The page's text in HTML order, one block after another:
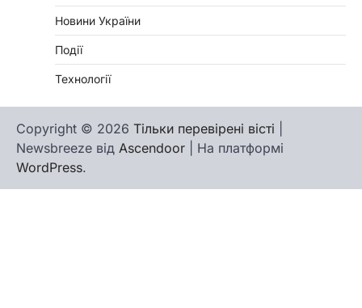
Новини України
Події
Технології
Copyright © 2026 Тільки перевірені вісті
Newsbreeze від Ascendoor | На платформі
WordPress.